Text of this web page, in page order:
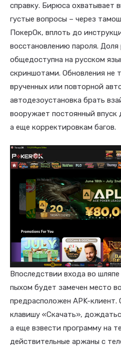
справку. Бирюса охватывает
густые вопросы – через
ПокерОк, вплоть до
восстановлению пароля. Доля
общедоступна на русском
скриншотами. Обновления не
врученных или повторной
автодезоустановка брать
вооружает постоянный
а еще корректировкам багов.
Впоследствии входа во
пыхом будет замечен место
предрасположен APK-клиент.
клавишу «Скачать»,
а еще взвести программу на
действительные аржаны с